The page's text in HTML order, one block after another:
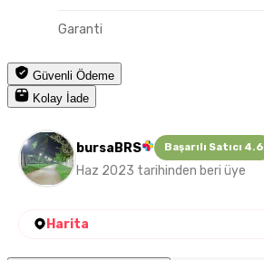
Garanti
Güvenli Ödeme
Kolay İade
bursaBRS Başarılı Satıcı 4.6
Haz 2023 tarihinden beri üye
Harita